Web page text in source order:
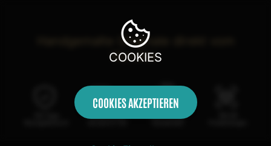
Handgemalte Originale direkt vom
Künstler
COOKIES
COOKIES AKZEPTIEREN